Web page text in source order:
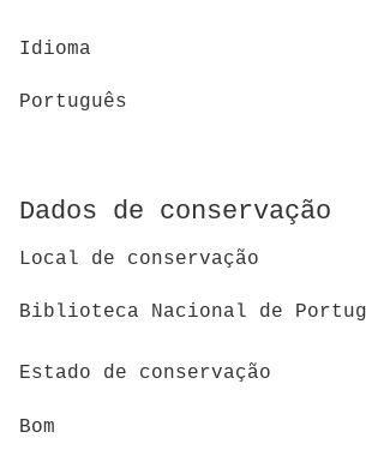
Idioma
Português
Dados de conservação
Local de conservação
Biblioteca Nacional de
Estado de conservação
Bom